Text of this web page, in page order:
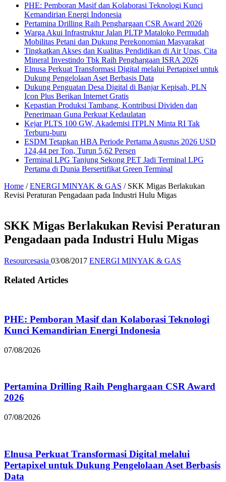
PHE: Pemboran Masif dan Kolaborasi Teknologi Kunci
Kemandirian Energi Indonesia
Pertamina Drilling Raih Penghargaan CSR Award 2026
Warga Akui Infrastruktur Jalan PLTP Mataloko Permudah
Mobilitas Petani dan Dukung Perekonomian Masyarakat
Tingkatkan Akses dan Kualitas Pendidikan di Air Upas, Cita
Mineral Investindo Tbk Raih Penghargaan ISRA 2026
Elnusa Perkuat Transformasi Digital melalui Pertapixel untuk
Dukung Pengelolaan Aset Berbasis Data
Dukung Penguatan Desa Digital di Banjar Kepisah, PLN
Icon Plus Berikan Internet Gratis
Kepastian Produksi Tambang, Kontribusi Dividen dan
Penerimaan Guna Perkuat Kedaulatan
Kejar PLTS 100 GW, Akademisi ITPLN Minta RI Tak
Terburu-buru
ESDM Tetapkan HBA Periode Pertama Agustus 2026 USD
124,44 per Ton, Turun 5,62 Persen
Terminal LPG Tanjung Sekong PET Jadi Terminal LPG
Pertama di Dunia Bersertifikat Green Terminal
Home / ENERGI MINYAK & GAS / SKK Migas Berlakukan
Revisi Peraturan Pengadaan pada Industri Hulu Migas
SKK Migas Berlakukan Revisi Peraturan
Pengadaan pada Industri Hulu Migas
Resourcesasia 03/08/2017 ENERGI MINYAK & GAS
Related Articles
PHE: Pemboran Masif dan Kolaborasi Teknologi
Kunci Kemandirian Energi Indonesia
07/08/2026
Pertamina Drilling Raih Penghargaan CSR Award
2026
07/08/2026
Elnusa Perkuat Transformasi Digital melalui
Pertapixel untuk Dukung Pengelolaan Aset Berbasis
Data